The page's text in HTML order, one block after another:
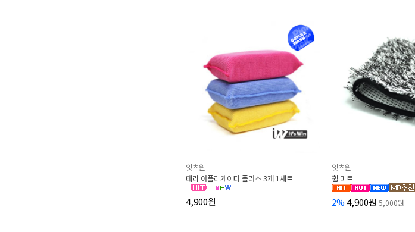
잇츠윈
테리 어플리케이터 플러스 3개 1세트
4,900원
잇츠윈
휠 미트
2%4,900원 5,000원